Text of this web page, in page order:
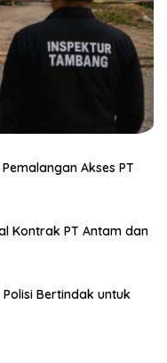
Akses PT
Kontrak PT Antam dan
Polisi Bertindak untuk